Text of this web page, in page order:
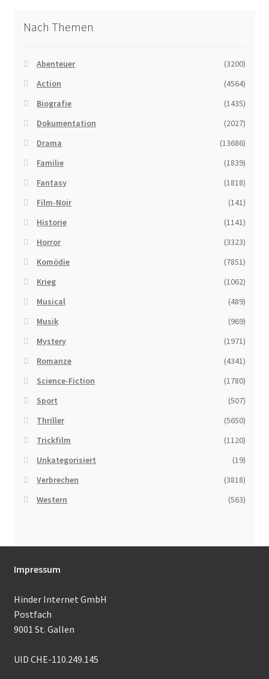
Nach Themen
Abenteuer
(3200)
Action
(4564)
Biografie
(1435)
Dokumentation
(2027)
Drama
(13686)
Familie
(1839)
Fantasy
(1818)
Film-Noir
(141)
Historie
(1141)
Horror
(3323)
Komödie
(7851)
Krieg
(1062)
Musical
(489)
Musik
(969)
Mystery
(1971)
Romanze
(4341)
Science-Fiction
(1780)
Sport
(507)
Thriller
(5650)
Trickfilm
(1120)
Unkategorisiert
(19)
Verbrechen
(3818)
Western
(563)
Impressum
Hinder Internet GmbH
Postfach
9001 St. Gallen
UID CHE-110.249.145